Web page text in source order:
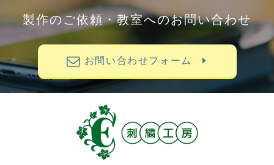
製作のご依頼・教室へのお問い合わせ
お問い合わせフォーム